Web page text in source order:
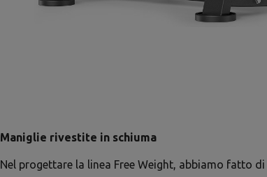
Maniglie rivestite in schiuma
Nel progettare la linea Free Weight, abbiamo fatto